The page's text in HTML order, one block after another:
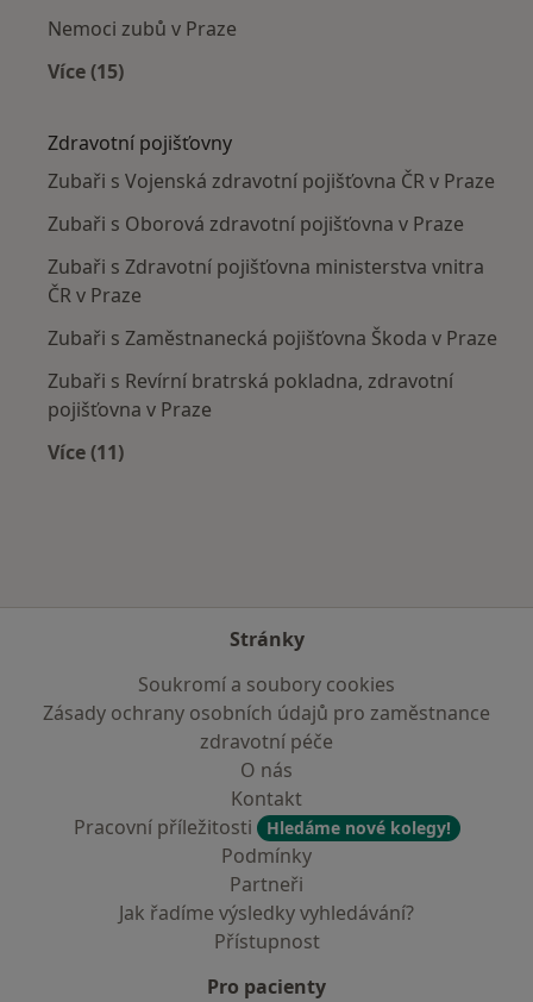
Nemoci zubů v Praze
Více (15)
Zdravotní pojišťovny
Zubaři s Vojenská zdravotní pojišťovna ČR v Praze
Zubaři s Oborová zdravotní pojišťovna v Praze
Zubaři s Zdravotní pojišťovna ministerstva vnitra
ČR v Praze
Zubaři s Zaměstnanecká pojišťovna Škoda v Praze
Zubaři s Revírní bratrská pokladna, zdravotní
pojišťovna v Praze
Více (11)
Stránky
Soukromí a soubory cookies
Zásady ochrany osobních údajů pro zaměstnance
zdravotní péče
O nás
Kontakt
Pracovní příležitosti
Hledáme nové kolegy!
Podmínky
Partneři
Jak řadíme výsledky vyhledávání?
Přístupnost
Pro pacienty